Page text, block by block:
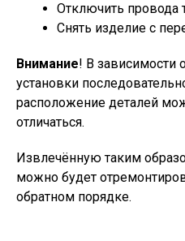
Отключить провода
Снять изделие с
Внимание! В зависимости
установки
расположение деталей
отличаться.
Извлечённую таким
можно будет
обратном порядке.